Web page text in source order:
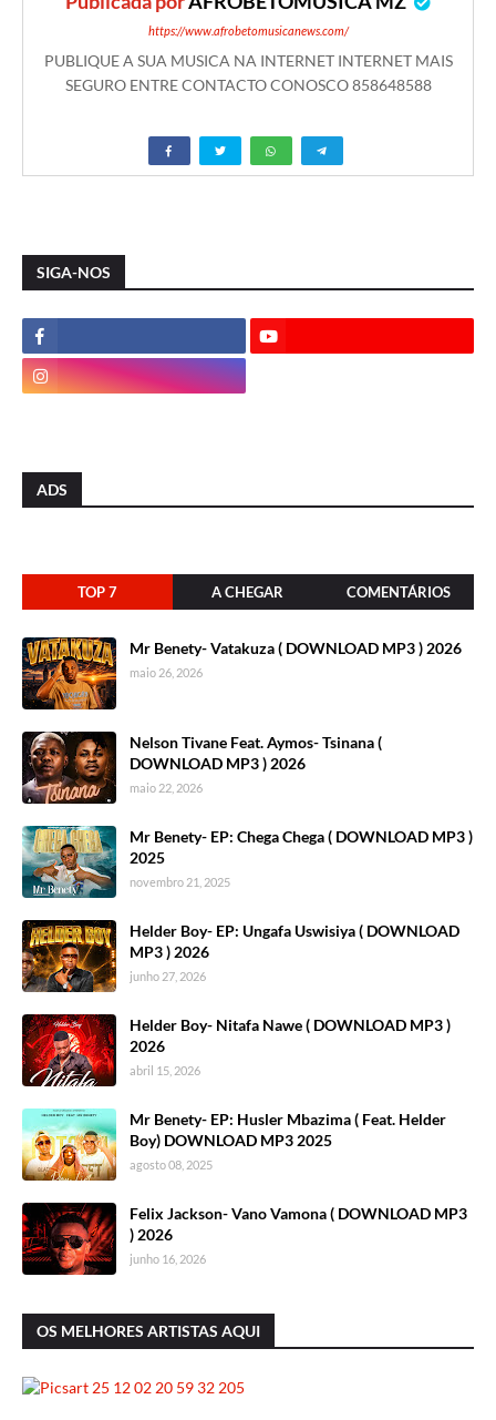
https://www.afrobetomusicanews.com/
PUBLIQUE A SUA MUSICA NA INTERNET INTERNET MAIS
SEGURO ENTRE CONTACTO CONOSCO 858648588
SIGA-NOS
ADS
TOP 7 A CHEGAR COMENTÁRIOS
Mr Benety- Vatakuza ( DOWNLOAD MP3 ) 2026
maio 26, 2026
Nelson Tivane Feat. Aymos- Tsinana (
DOWNLOAD MP3 ) 2026
maio 22, 2026
Mr Benety- EP: Chega Chega ( DOWNLOAD MP3 )
2025
novembro 21, 2025
Helder Boy- EP: Ungafa Uswisiya ( DOWNLOAD
MP3 ) 2026
junho 27, 2026
Helder Boy- Nitafa Nawe ( DOWNLOAD MP3 )
2026
abril 15, 2026
Mr Benety- EP: Husler Mbazima ( Feat. Helder
Boy) DOWNLOAD MP3 2025
agosto 08, 2025
Felix Jackson- Vano Vamona ( DOWNLOAD MP3
) 2026
junho 16, 2026
OS MELHORES ARTISTAS AQUI